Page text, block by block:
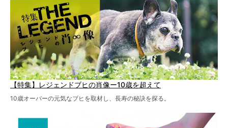
【特集】レジェンドブヒの肖像ー10歳を超えて
10歳オーバーの元気なブヒを取材し、長寿の秘訣を探る。